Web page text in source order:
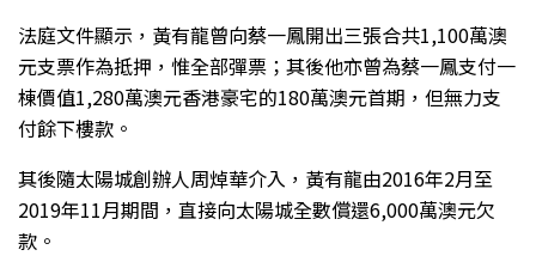
法庭文件顯示，黃有龍曾向蔡一鳳開出三張合共1,100萬澳
元支票作為抵押，惟全部彈票；其後他亦曾為蔡一鳳支付一
棟價值1,280萬澳元香港豪宅的180萬澳元首期，但無力支
付餘下樓款。
其後隨太陽城創辦人周焯華介入，黃有龍由2016年2月至
2019年11月期間，直接向太陽城全數償還6,000萬澳元欠
款。